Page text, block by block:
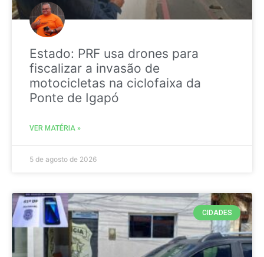
Estado: PRF usa drones para
fiscalizar a invasão de
motocicletas na ciclofaixa da
Ponte de Igapó
VER MATÉRIA »
5 de agosto de 2026
CIDADES